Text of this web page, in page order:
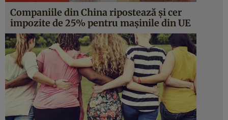
Companiile din China ripostează și cer
impozite de 25% pentru mașinile din UE